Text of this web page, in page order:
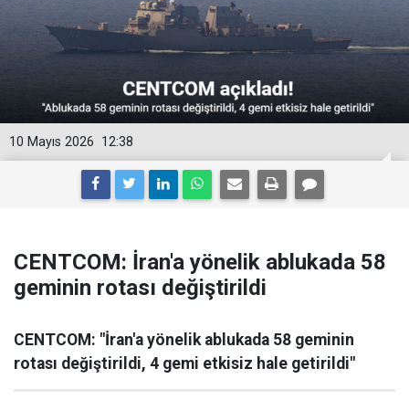
12:38
10 Mayıs 2026
CENTCOM: İran'a yönelik ablukada 58
geminin rotası değiştirildi
CENTCOM: "İran'a yönelik ablukada 58 geminin
rotası değiştirildi, 4 gemi etkisiz hale getirildi"